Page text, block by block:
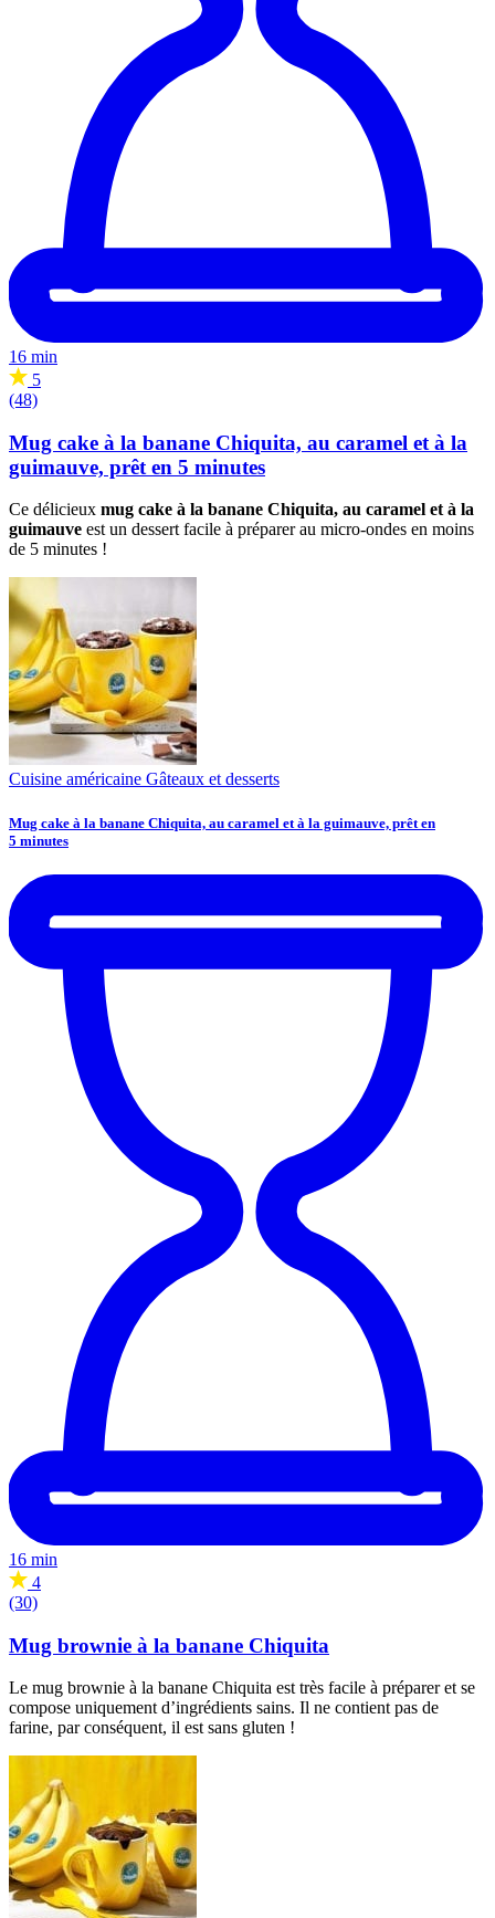
16 min
5
(48)
Mug cake à la banane Chiquita, au caramel et à la
guimauve, prêt en 5 minutes
Ce délicieux mug cake à la banane Chiquita, au caramel et à la
guimauve est un dessert facile à préparer au micro-ondes en moins
de 5 minutes !
Cuisine américaine Gâteaux et desserts
Mug cake à la banane Chiquita, au caramel et à la guimauve, prêt en
5 minutes
16 min
4
(30)
Mug brownie à la banane Chiquita
Le mug brownie à la banane Chiquita est très facile à préparer et se
compose uniquement d’ingrédients sains. Il ne contient pas de
farine, par conséquent, il est sans gluten !